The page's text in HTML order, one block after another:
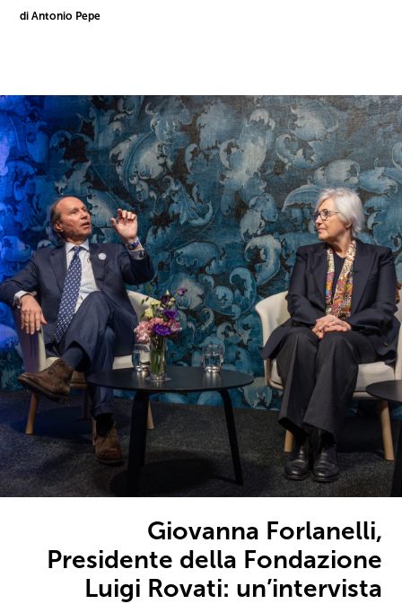
di Antonio Pepe
Giovanna Forlanelli,
Presidente della Fondazione
Luigi Rovati: un’intervista